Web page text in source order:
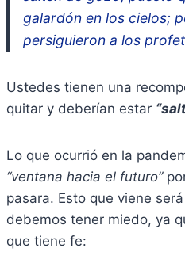
galardón en los cielos;
persiguieron a los
Ustedes tienen una
quitar y deberían estar
Lo que ocurrió en la
“ventana hacia el futuro”
pasara. Esto que viene
debemos tener miedo, ya
que tiene fe: